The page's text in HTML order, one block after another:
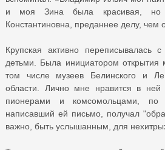
и моя Зина была красивая, но
Константиновна, преданнее делу,
Крупская активно переписывалась
детьми. Была инициатором
том числе музеев Белинского и
области. Лично мне нравится в
пионерами и комсомольцами,
написавший ей письмо, получал
важно, быть услышанным, для